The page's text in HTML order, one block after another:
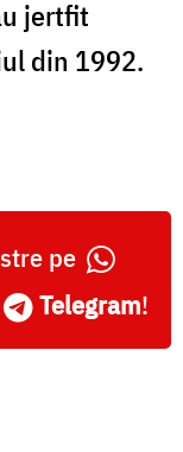
jertfit
din 1992.
pe
Telegram!